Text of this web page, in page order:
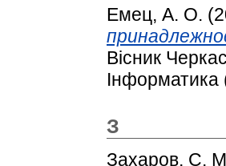
Емец, А. О.
Вісник
З
Захаров, С.